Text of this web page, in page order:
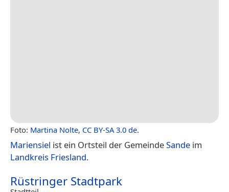
Foto: Martina Nolte, CC BY-SA 3.0 de.
Mariensiel ist ein Ortsteil der GemeindeSande im
Landkreis Friesland.
Rüstringer Stadtpark